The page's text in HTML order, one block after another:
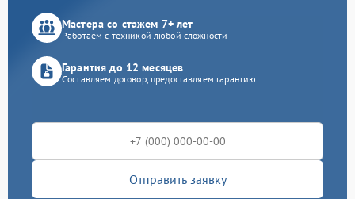
Мастера со стажем 7+ лет
Работаем с техникой любой сложности
Гарантия до 12 месяцев
Составляем договор, предоставляем гарантию
Отправить заявку